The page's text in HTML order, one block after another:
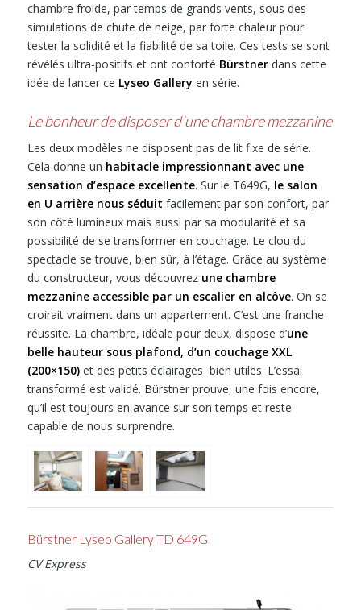
chambre froide, par temps de grands vents, sous des
simulations de chute de neige, par forte chaleur pour
tester la solidité et la fiabilité de sa toile. Ces tests se sont
révélés ultra-positifs et ont conforté Bürstnerdans cette
idée de lancer ce Lyseo Gallery en série.
Le bonheur de disposer d’une chambre mezzanine
Les deux modèles ne disposent pas de lit fixe de série.
Cela donne un habitacle impressionnant avec une
sensation d’espace excellente. Sur le T649G, le salon
en U arrière nous séduit facilement par son confort, par
son côté lumineux mais aussi par sa modularité et sa
possibilité de se transformer en couchage. Le clou du
spectacle se trouve, bien sûr, à l’étage. Grâce au système
du constructeur, vous découvrez une chambre
mezzanine accessible par un escalier en alcôve. On se
croirait vraiment dans un appartement. C’est une franche
réussite. La chambre, idéale pour deux, dispose d’une
belle hauteur sous plafond, d’un couchage XXL
(200×150)et des petits éclairages bien utiles. L’essai
transformé est validé. Bürstner prouve, une fois encore,
qu’il est toujours en avance sur son temps et reste
capable de nous surprendre.
Bürstner Lyseo Gallery TD 649G
CV Express